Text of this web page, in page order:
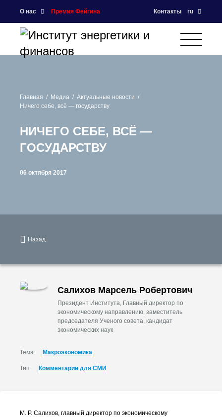
О нас Премия Фейгина Контакты ru
Главная Медиа
Актуальные новости
Ничего себе, всё — государству
НИЧЕГО СЕБЕ, ВСЁ —
ГОСУДАРСТВУ
06 октября 2017
Назад
Салихов Марсель Робертович
Президент Института, Главный директор по
экономическому направлению, заместитель
председателя Ученого совета, кандидат
экономических наук
Тема: Макроэкономика
Тип: Комментарии для СМИ
М. Р. Салихов, главный директор по экономическому